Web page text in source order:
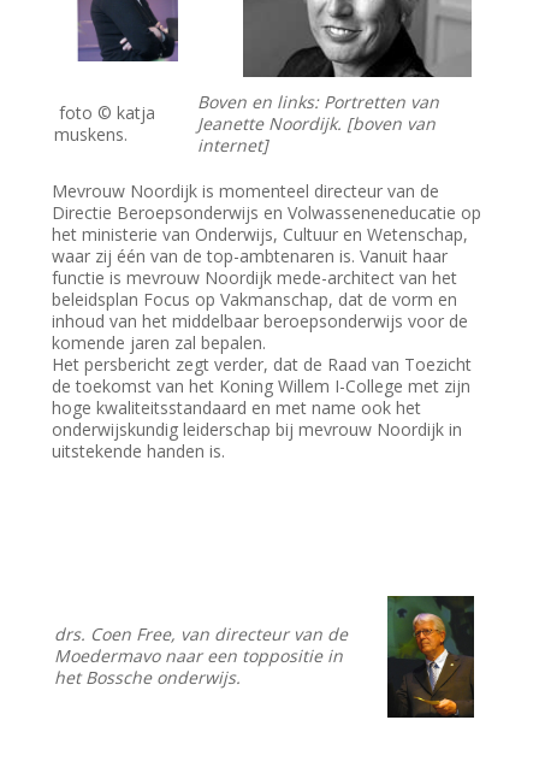
foto © katja
muskens.
Boven en links: Portretten van
Jeanette Noordijk. [boven van
internet]
Mevrouw Noordijk is momenteel directeur van de
Directie Beroepsonderwijs en Volwasseneneducatie op
het ministerie van Onderwijs, Cultuur en Wetenschap,
waar zij één van de top-ambtenaren is. Vanuit haar
functie is mevrouw Noordijk mede-architect van het
beleidsplan Focus op Vakmanschap, dat de vorm en
inhoud van het middelbaar beroepsonderwijs voor de
komende jaren zal bepalen.
Het persbericht zegt verder, dat de Raad van Toezicht
de toekomst van het Koning Willem I-College met zijn
hoge kwaliteitsstandaard en met name ook het
onderwijskundig leiderschap bij mevrouw Noordijk in
uitstekende handen is.
drs. Coen Free, van directeur van de
Moedermavo naar een toppositie in
het Bossche onderwijs.